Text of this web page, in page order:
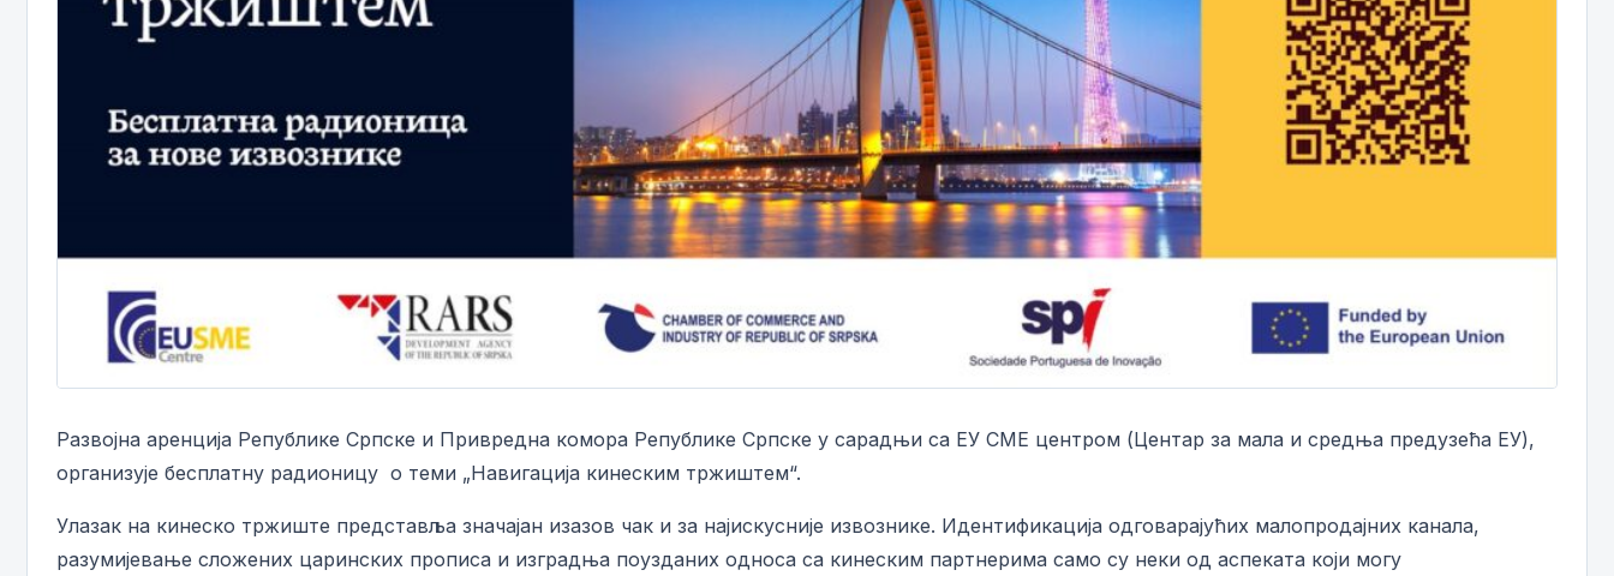
Развојна аренција Републике Српске и Привредна комора Републике Српске у сарадњи са ЕУ СМЕ центром (Центар за мала и средња предузећа ЕУ),
организује бесплатну радионицу о теми „Навигација кинеским тржиштем“.
Улазак на кинеско тржиште представља значајан изазов чак и за најискусније извознике. Идентификација одговарајућих малопродајних канала,
разумијевање сложених царинских прописа и изградња поузданих односа са кинеским партнерима само су неки од аспеката који могу